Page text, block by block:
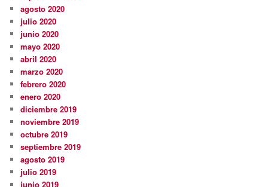
agosto 2020
julio 2020
junio 2020
mayo 2020
abril 2020
marzo 2020
febrero 2020
enero 2020
diciembre 2019
noviembre 2019
octubre 2019
septiembre 2019
agosto 2019
julio 2019
junio 2019